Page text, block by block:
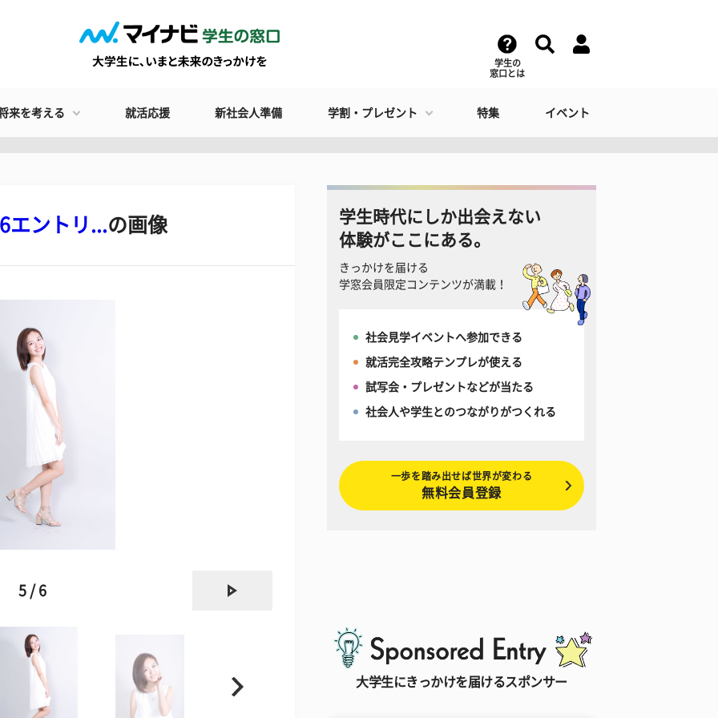
学生の
窓口とは
来を考える 就活応援 新社会人準備 学割・プレゼント 特集 イベント
エントリ...の画像
5 / 6
学生時代にしか出会えない
体験がここにある。
きっかけを届ける
学窓会員限定コンテンツが満載！
社会見学イベントへ参加できる
就活完全攻略テンプレが使える
試写会・プレゼントなどが当たる
社会人や学生とのつながりがつくれる
一歩を踏み出せば世界が変わる
無料会員登録
大学生にきっかけを届けるスポンサー